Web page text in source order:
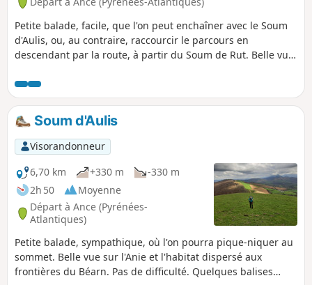
Petite balade, facile, que l'on peut enchaîner avec le Soum
d'Aulis, ou, au contraire, raccourcir le parcours en
descendant par la route, à partir du Soum de Rut. Belle vue
Soum d'Aulis
Visorandonneur
6,70 km
+330 m
-330 m
2h 50
Moyenne
Départ à Ance (Pyrénées-
Atlantiques)
Petite balade, sympathique, où l'on pourra pique-niquer au
sommet. Belle vue sur l'Anie et l'habitat dispersé aux
frontières du Béarn. Pas de difficulté. Quelques balises